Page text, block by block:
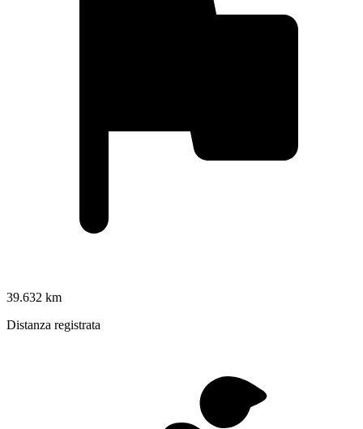
39.632 km
Distanza registrata